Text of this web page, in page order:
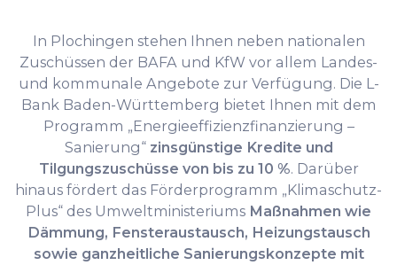
In Plochingen stehen Ihnen neben nationalen
Zuschüssen der BAFA und KfW vor allem Landes-
und kommunale Angebote zur Verfügung. Die L-
Bank Baden-Württemberg bietet Ihnen mit dem
Programm „Energieeffizienzfinanzierung –
Sanierung“ zinsgünstige Kredite und
Tilgungszuschüsse von bis zu 10 %. Darüber
hinaus fördert das Förderprogramm „Klimaschutz-
Plus“ des Umweltministeriums Maßnahmen wie
Dämmung, Fensteraustausch, Heizungstausch
sowie ganzheitliche Sanierungskonzepte mit